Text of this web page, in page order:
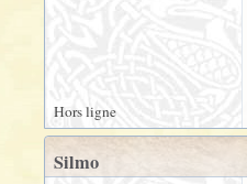
Hors ligne
Silmo